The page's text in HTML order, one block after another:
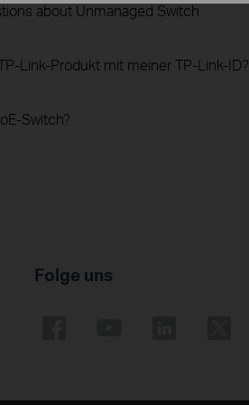
about Unmanaged Switch
Link-Produkt mit meiner TP-Link-ID?
Switch?
Folge uns